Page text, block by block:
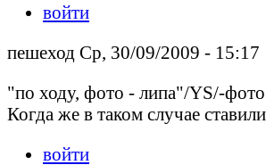
войти
пешеход Ср, 30/09/2009 - 15:17
"по ходу, фото - липа"/YS/-
Когда же в таком случае
войти